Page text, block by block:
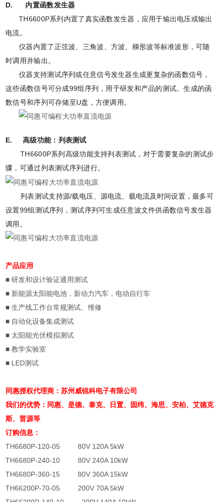
D. 内置函数发生器
TH6600P系列内置了真实函数发生器，应用于输出电压或输出
电流。
仪器内置了正弦波、三角波、方波、梯形波等标准波形，可随
时调用并输出。
仪器支持测试序列或任意信号发生器生成更复杂的函数信号，
这些函数信号可分成99组序列，用于研发和产品的测试。生成的函
数信号和序列可存储至U盘，方便调用。
E. 高级功能：列表测试
TH6600P系列高级功能支持列表测试，对于需要复杂的测试步
骤，可通过列表测试序列进行。
列表测试支持源/载电压、源电流、载电流及时间设置，最多可
设置99组测试序列，测试序列可生成任意波文件供函数信号发生器
调用。
产品应用
■ 研发和设计验证通用测试
■ 新能源太阳能电池，新动力汽车，电动自行车
■ 生产线工作台常规测试、维修
■ 自动化设备集成测试
■ 太阳能光伏模拟测试
■ 教学实验室
■ LED测试
同惠授权代理商：苏州威锐科电子有限公司
我们的优势：同惠、是德、泰克、日置、固纬、海思、安柏、艾德克
斯、普源等
订购信息：
TH6680P-120-05 80V 120A 5kW
TH6680P-240-10 80V 240A 10kW
TH6680P-360-15 80V 360A 15kW
TH66200P-70-05 200V 70A 5kW